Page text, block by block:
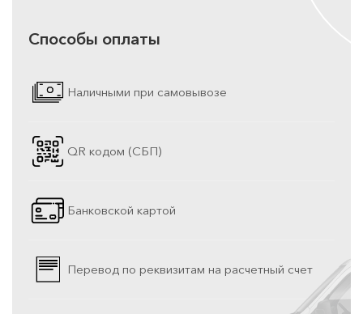
Способы оплаты
Наличными при самовывозе
QR кодом (СБП)
Банковской картой
Перевод по реквизитам на расчетный счет